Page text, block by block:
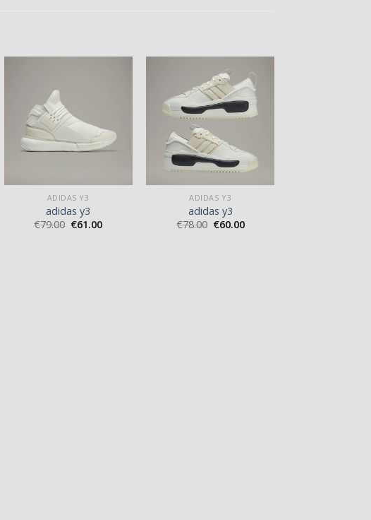
ADIDAS Y3
adidas y3
€79.00 €61.00
ADIDAS Y3
adidas y3
€78.00 €60.00